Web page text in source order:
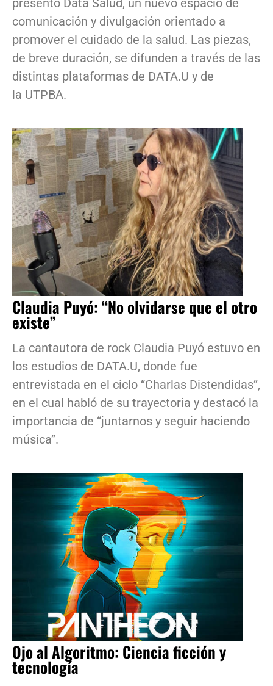
presentó Data Salud, un nuevo espacio de
comunicación y divulgación orientado a
promover el cuidado de la salud. Las piezas,
de breve duración, se difunden a través de las
distintas plataformas de DATA.U y de
la UTPBA.
Claudia Puyó: “No olvidarse que el otro
existe”
La cantautora de rock Claudia Puyó estuvo en
los estudios de DATA.U, donde fue
entrevistada en el ciclo “Charlas Distendidas”,
en el cual habló de su trayectoria y destacó la
importancia de “juntarnos y seguir haciendo
música”.
Ojo al Algoritmo: Ciencia ficción y
tecnología